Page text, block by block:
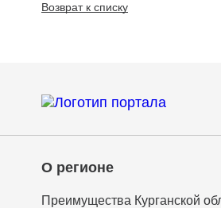
Возврат к списку
О регионе
Преимущества Курганской